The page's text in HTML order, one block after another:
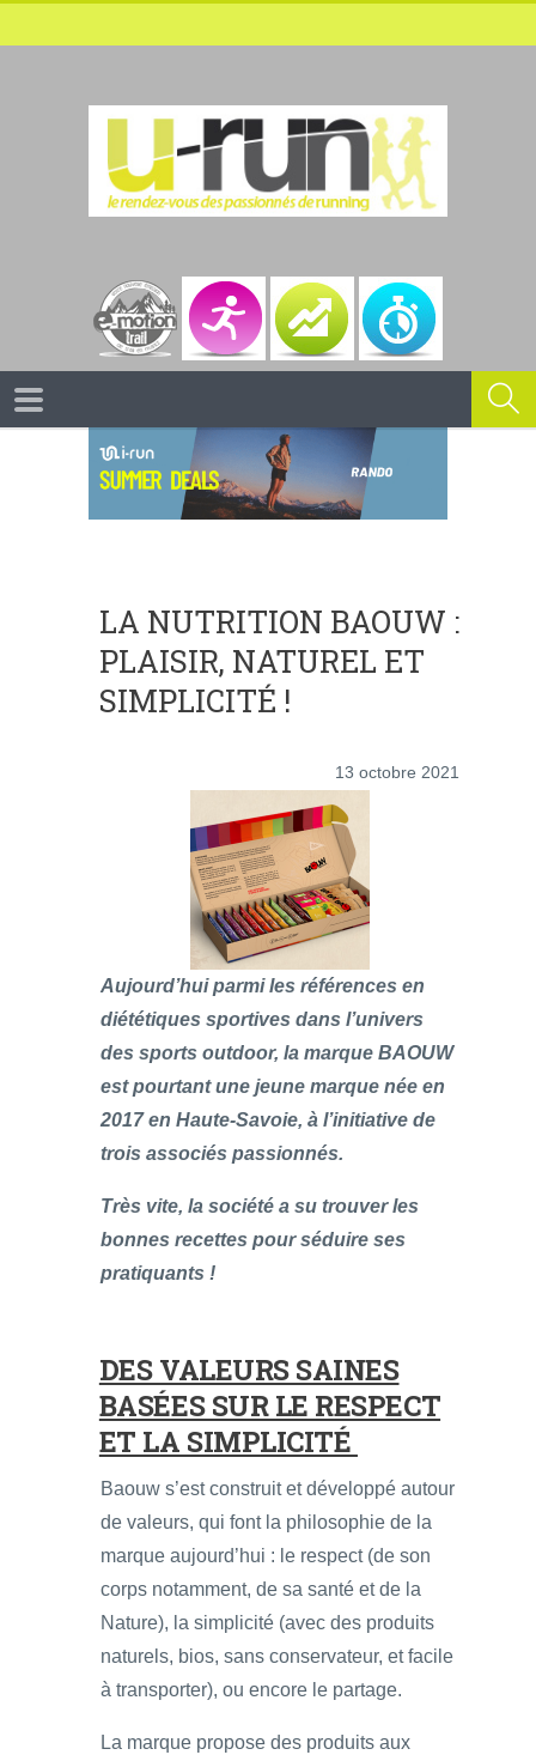
LA NUTRITION BAOUW :
PLAISIR, NATUREL ET
SIMPLICITÉ !
13 octobre 2021
Aujourd’hui parmi les références en
diététiques sportives dans l’univers
des sports outdoor, la marque BAOUW
est pourtant une jeune marque née en
2017 en Haute-Savoie, à l’initiative de
trois associés passionnés.
Très vite, la société a su trouver les
bonnes recettes pour séduire ses
pratiquants !
DES VALEURS SAINES
BASÉES SUR LE RESPECT
ET LA SIMPLICITÉ
Baouw s’est construit et développé autour
de valeurs, qui font la philosophie de la
marque aujourd’hui : le respect (de son
corps notamment, de sa santé et de la
Nature), la simplicité (avec des produits
naturels, bios, sans conservateur, et facile
à transporter), ou encore le partage.
La marque propose des produits aux